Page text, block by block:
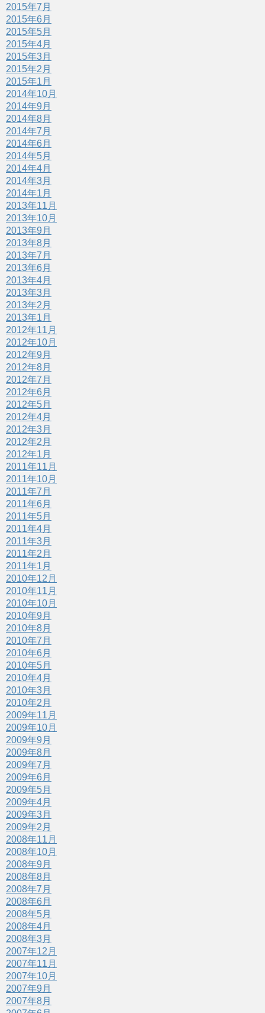
2015年7月
2015年6月
2015年5月
2015年4月
2015年3月
2015年2月
2015年1月
2014年10月
2014年9月
2014年8月
2014年7月
2014年6月
2014年5月
2014年4月
2014年3月
2014年1月
2013年11月
2013年10月
2013年9月
2013年8月
2013年7月
2013年6月
2013年4月
2013年3月
2013年2月
2013年1月
2012年11月
2012年10月
2012年9月
2012年8月
2012年7月
2012年6月
2012年5月
2012年4月
2012年3月
2012年2月
2012年1月
2011年11月
2011年10月
2011年7月
2011年6月
2011年5月
2011年4月
2011年3月
2011年2月
2011年1月
2010年12月
2010年11月
2010年10月
2010年9月
2010年8月
2010年7月
2010年6月
2010年5月
2010年4月
2010年3月
2010年2月
2009年11月
2009年10月
2009年9月
2009年8月
2009年7月
2009年6月
2009年5月
2009年4月
2009年3月
2009年2月
2008年11月
2008年10月
2008年9月
2008年8月
2008年7月
2008年6月
2008年5月
2008年4月
2008年3月
2007年12月
2007年11月
2007年10月
2007年9月
2007年8月